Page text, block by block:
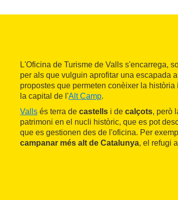
L'Oficina de Turisme de Valls s'encarrega,
per als que vulguin aprofitar una escapada
propostes que permeten conèixer la
la capital de l'Alt Camp.
Valls és terra de castells i de calçots, però
patrimoni en el nucli històric, que es pot
que es gestionen des de l'oficina. Per
campanar més alt de Catalunya, el refugi